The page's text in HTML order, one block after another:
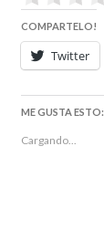
COMPARTELO!
Twitter
ME GUSTA ESTO:
Cargando...